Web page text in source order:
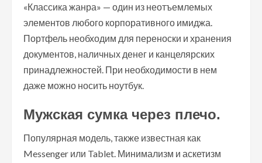
«Классика жанра» — один из неотъемлемых
элементов любого корпоративного имиджа.
Портфель необходим для переноски и хранения
документов, наличных денег и канцелярских
принадлежностей. При необходимости в нем
даже можно носить ноутбук.
Мужская сумка через плечо.
Популярная модель, также известная как
Messenger или Tablet. Минимализм и аскетизм